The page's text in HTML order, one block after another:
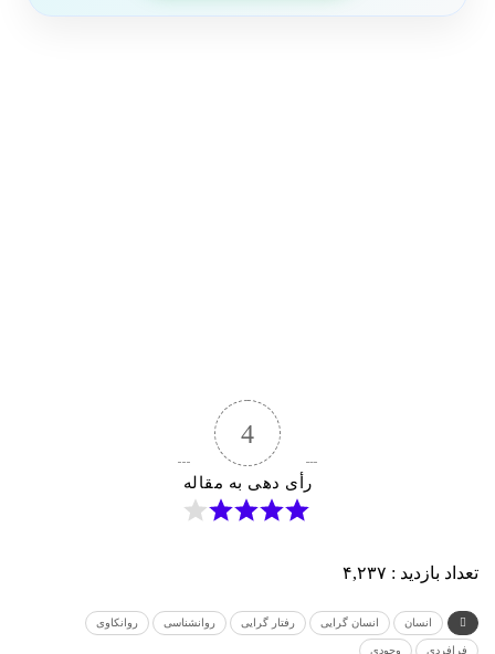
4
رأی دهی به مقاله
تعداد بازدید : ۴,۲۳۷
انسان انسان گرایی رفتار گرایی روانشناسی روانکاوی
فرافردی وجودی